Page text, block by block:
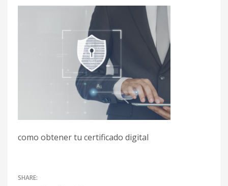
como obtener tu certificado digital